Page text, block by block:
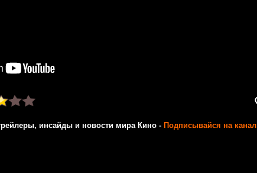
инсайды и новости мира Кино - Подписывайся на канал